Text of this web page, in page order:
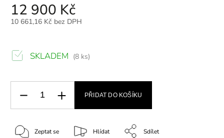
12 900 Kč
10 661,16 Kč bez DPH
SKLADEM (8 ks)
PŘIDAT DO KOŠÍKU
Zeptat se Hlídat Sdílet